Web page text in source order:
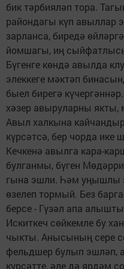
бик тәрбияләп тора.
райондагы күп авыллар
зарланса, биредә
йомшагы, иң
Бүгенге көндә авылда
элеккеге мәктәп
быел бирегә
хәзер авыруларны якты,
Авыл халкына
күрсәтсә, бер чорда ике
Кечкенә авылга кара-
булганмы, бүген
гына эшли. Һәм уңышлы
өзелеп тормый. Без
берсе - Гүзәл апа
Искиткеч сөйкемле бу
чыкты. Анысының сере
фельдшер булып эшләп,
күрсәтте, әле дә ярдәм